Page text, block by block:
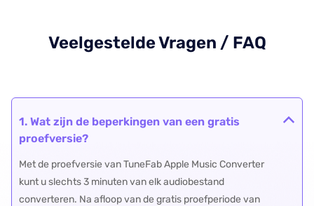
Veelgestelde Vragen / FAQ
1. Wat zijn de beperkingen van een gratis
proefversie?
Met de proefversie van TuneFab Apple Music Converter
kunt u slechts 3 minuten van elk audiobestand
converteren. Na afloop van de gratis proefperiode van